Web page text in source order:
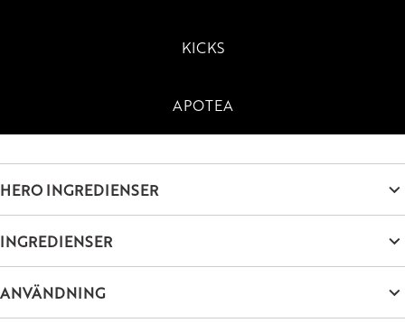
KICKS
APOTEA
HERO INGREDIENSER
hudens komfort.
INGREDIENSER
OCTYLDODECANOL, HYDROGENATED
ANVÄNDNING